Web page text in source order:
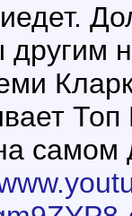
другим
Топ
самом